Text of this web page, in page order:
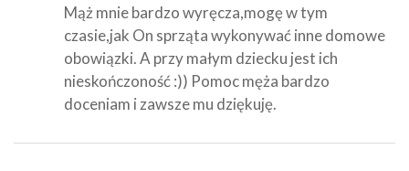
Mąż mnie bardzo wyręcza,mogę w tym
czasie,jak On sprząta wykonywać inne domowe
obowiązki. A przy małym dziecku jest ich
nieskończoność :)) Pomoc męża bardzo
doceniam i zawsze mu dziękuję.